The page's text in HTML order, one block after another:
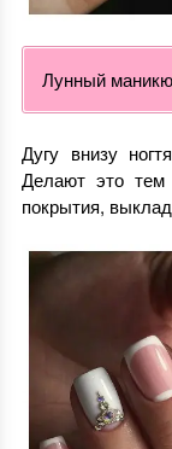
Лунный
Дугу внизу
Делают это
покрытия,